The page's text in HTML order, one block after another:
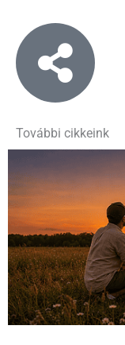
További cikkeink